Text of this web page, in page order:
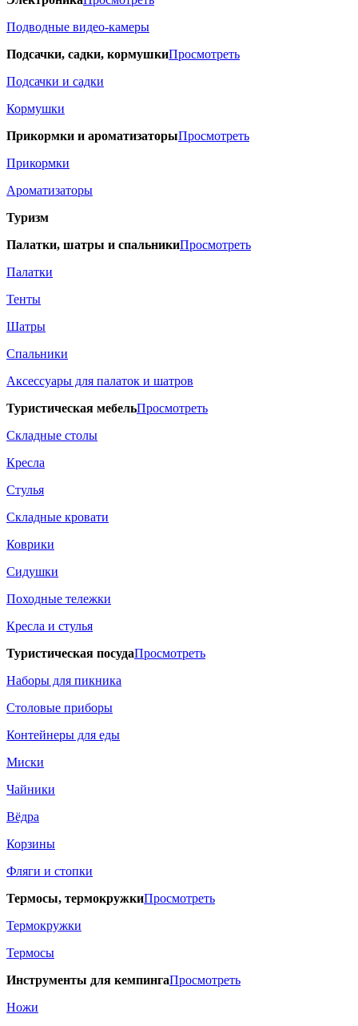
Подводные видео-камеры
Подсачки, садки, кормушкиПросмотреть
Подсачки и садки
Кормушки
Прикормки и ароматизаторыПросмотреть
Прикормки
Ароматизаторы
Туризм
Палатки, шатры и спальникиПросмотреть
Палатки
Тенты
Шатры
Спальники
Аксессуары для палаток и шатров
Туристическая мебельПросмотреть
Складные столы
Кресла
Стулья
Складные кровати
Коврики
Сидушки
Походные тележки
Кресла и стулья
Туристическая посудаПросмотреть
Наборы для пикника
Столовые приборы
Контейнеры для еды
Миски
Чайники
Вёдра
Корзины
Фляги и стопки
Термосы, термокружкиПросмотреть
Термокружки
Термосы
Инструменты для кемпингаПросмотреть
Ножи